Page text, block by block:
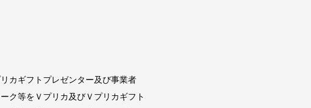
カギフトプレゼンター及び事業者
ク等をＶプリカ及びＶプリカギフト